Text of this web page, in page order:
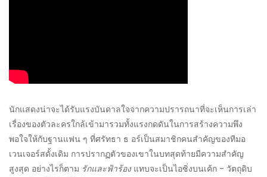
นักแสดงน่าจะได้รับแรงบันดาลใจจากความปรารถนาที่จะเห็นการเล่า
เรื่องของตัวละครใกล้เข้ามารวมทั้งแรงกดดันในการสร้างความพึง
พอใจให้กับฐานแฟน ๆ ที่ศรัทธา ธ อร์เป็นสมาชิกคนสำคัญของทีมอ
เวนเจอร์สดั้งเดิม การปรากฏตัวของเขาในบทสุดท้ายมีความสำคัญ
สูงสุด อย่างไรก็ตาม รักและฟ้าร้องแทบจะเป็นไอซิ่งบนเค้ก - วัตถุดิบ